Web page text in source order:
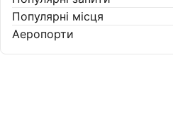
Популярні місця
Аеропорти